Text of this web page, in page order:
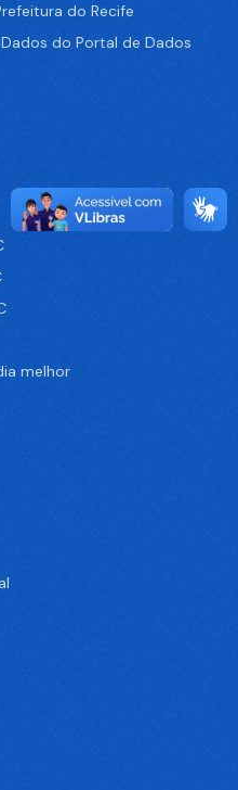
do Recife
do Portal de Dados
melhor